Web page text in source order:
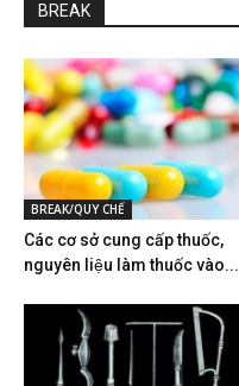
BREAK
BREAK/QUY CHẾ
Các cơ sở cung cấp thuốc,
nguyên liệu làm thuốc vào...